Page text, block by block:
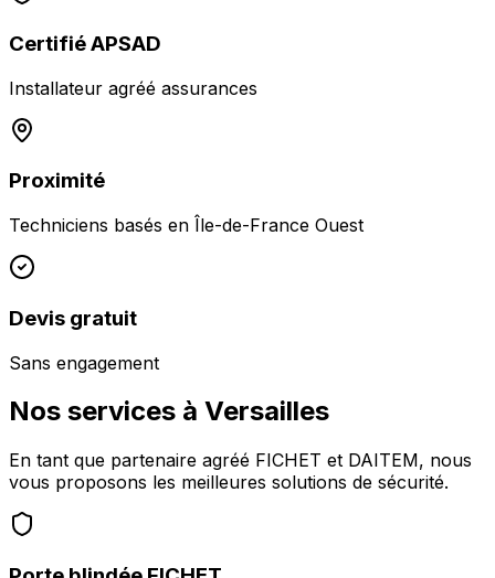
Certifié APSAD
Installateur agréé assurances
Proximité
Techniciens basés en Île-de-France Ouest
Devis gratuit
Sans engagement
Nos services à Versailles
En tant que partenaire agréé FICHET et DAITEM, nous
vous proposons les meilleures solutions de sécurité.